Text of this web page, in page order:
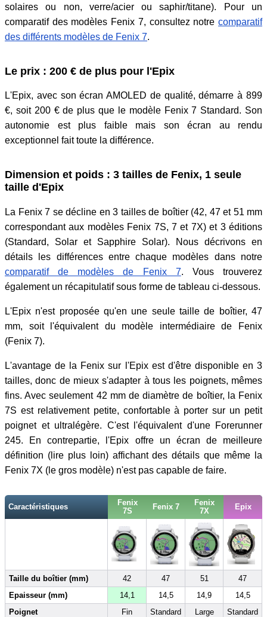
solaires ou non, verre/acier ou saphir/titane). Pour un
comparatif des modèles Fenix 7, consultez notre comparatif
des différents modèles de Fenix 7.
Le prix : 200 € de plus pour l'Epix
L'Epix, avec son écran AMOLED de qualité, démarre à 899
€, soit 200 € de plus que le modèle Fenix 7 Standard. Son
autonomie est plus faible mais son écran au rendu
exceptionnel fait toute la différence.
Dimension et poids : 3 tailles de Fenix, 1 seule
taille d'Epix
La Fenix 7 se décline en 3 tailles de boîtier (42, 47 et 51 mm
correspondant aux modèles Fenix 7S, 7 et 7X) et 3 éditions
(Standard, Solar et Sapphire Solar). Nous décrivons en
détails les différences entre chaque modèles dans notre
comparatif de modèles de Fenix 7. Vous trouverez
également un récapitulatif sous forme de tableau ci-dessous.
L'Epix n'est proposée qu'en une seule taille de boîtier, 47
mm, soit l'équivalent du modèle intermédiaire de Fenix
(Fenix 7).
L'avantage de la Fenix sur l'Epix est d'être disponible en 3
tailles, donc de mieux s'adapter à tous les poignets, mêmes
fins. Avec seulement 42 mm de diamètre de boîtier, la Fenix
7S est relativement petite, confortable à porter sur un petit
poignet et ultralégère. C'est l'équivalent d'une Forerunner
245. En contrepartie, l'Epix offre un écran de meilleure
définition (lire plus loin) affichant des détails que même la
Fenix 7X (le gros modèle) n'est pas capable de faire.
Caractéristiques
Fenix
7S
Fenix 7
Fenix
7X
Epix
Taille du boîtier (mm) 42 47 51
47
Epaisseur (mm)
14,1 14,5 14,9
14,5
Poignet
Fin Standard Large
Standard